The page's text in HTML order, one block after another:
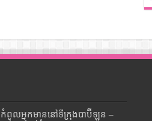
កំពូលអ្នកមាននៅទីក្រុងបាប៊ីឡូន –